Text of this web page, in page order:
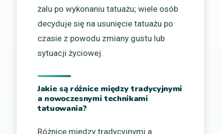
żalu po wykonaniu tatuażu; wiele osób
decyduje się na usunięcie tatuażu po
czasie z powodu zmiany gustu lub
sytuacji życiowej.
Jakie są różnice między tradycyjnymi
a nowoczesnymi technikami
tatuowania?
Różnice między tradycyjnymi a